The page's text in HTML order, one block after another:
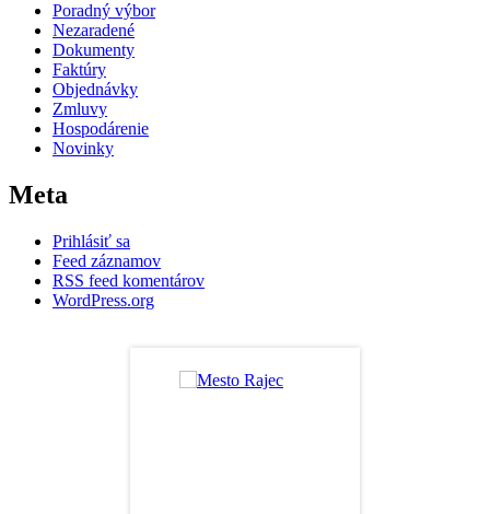
Poradný výbor
Nezaradené
Dokumenty
Faktúry
Objednávky
Zmluvy
Hospodárenie
Novinky
Meta
Prihlásiť sa
Feed záznamov
RSS feed komentárov
WordPress.org